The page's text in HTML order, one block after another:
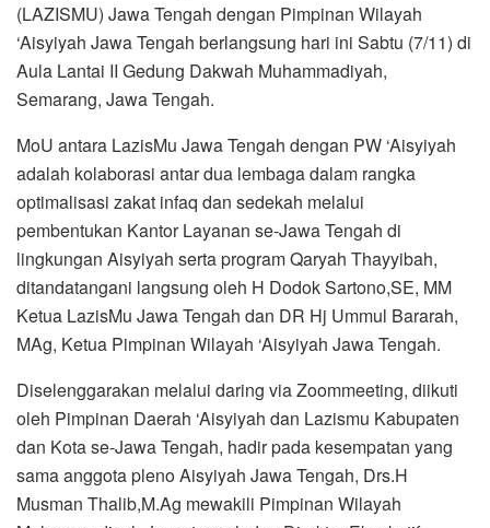
(LAZISMU) Jawa Tengah dengan Pimpinan Wilayah
‘Aisyiyah Jawa Tengah berlangsung hari ini Sabtu (7/11) di
Aula Lantai II Gedung Dakwah Muhammadiyah,
Semarang, Jawa Tengah.
MoU antara LazisMu Jawa Tengah dengan PW ‘Aisyiyah
adalah kolaborasi antar dua lembaga dalam rangka
optimalisasi zakat infaq dan sedekah melalui
pembentukan Kantor Layanan se-Jawa Tengah di
lingkungan Aisyiyah serta program Qaryah Thayyibah,
ditandatangani langsung oleh H Dodok Sartono,SE, MM
Ketua LazisMu Jawa Tengah dan DR Hj Ummul Bararah,
MAg, Ketua Pimpinan Wilayah ‘Aisyiyah Jawa Tengah.
Diselenggarakan melalui daring via Zoommeeting, diikuti
oleh Pimpinan Daerah ‘Aisyiyah dan Lazismu Kabupaten
dan Kota se-Jawa Tengah, hadir pada kesempatan yang
sama anggota pleno Aisyiyah Jawa Tengah, Drs.H
Musman Thalib,M.Ag mewakili Pimpinan Wilayah